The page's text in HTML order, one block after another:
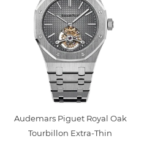
Audemars Piguet Royal Oak
Tourbillon Extra-Thin